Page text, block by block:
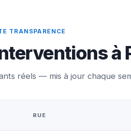
TRANSPARENCE
à
réels — mis à jour chaque
RUE